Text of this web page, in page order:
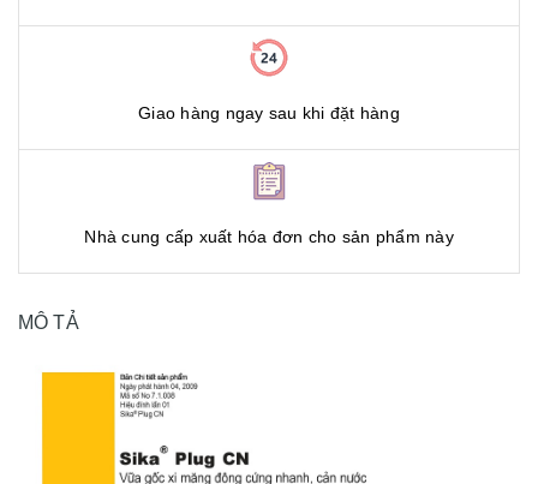
Giao hàng ngay sau khi đặt hàng
Nhà cung cấp xuất hóa đơn cho sản phẩm này
MÔ TẢ